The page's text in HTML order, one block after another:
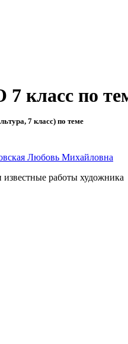
класс по
7 класс) по теме
Любовь Михайловна
работы художника